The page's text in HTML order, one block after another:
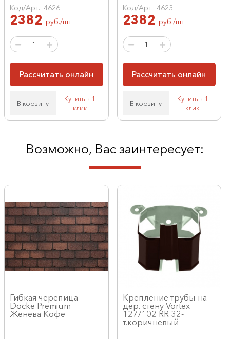
Код/Арт.: 4626
2382 руб./шт
Рассчитать онлайн
В корзину
Купить в 1
клик
Код/Арт.: 4623
2382 руб./шт
Рассчитать онлайн
В корзину
Купить в 1
клик
Возможно, Вас заинтересует:
Гибкая черепица
Docke Premium
Женева Кофе
Крепление трубы на
дер. стену Vortex
127/102 RR 32-
т.коричневый